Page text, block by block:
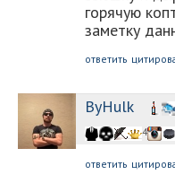
горячую
заметку
ответить
ByHulk
4
ответить